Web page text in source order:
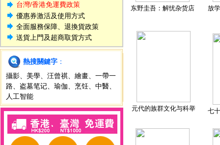
台灣/香港免運費政策
優惠券激活及使用方式
全面服務保障、退換貨政策
送貨上門及超商取貨方式
熱搜關鍵字 ：
攝影
美學 汪曾祺 繪畫
一帶一
路
盗墓笔记 瑜伽 烹饪 中醫
人工智能
东野圭吾：解忧杂货店 放
元代的族群文化与科举 七